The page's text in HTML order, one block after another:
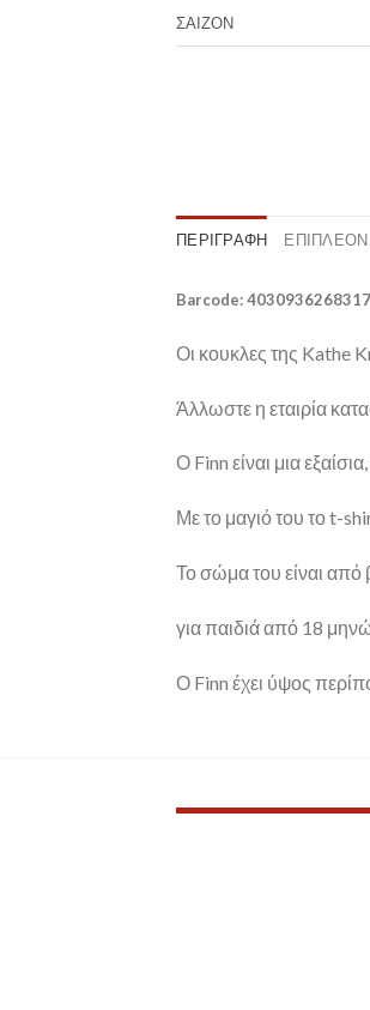
ΣΑΙΖΌΝ
ΠΕΡΙΓΡΑΦΉ
Barcode: 4030936268317
Οι κουκλες της Kathe
Άλλωστε η εταιρία
Ο Finn είναι μια
Με το μαγιό του το t-
Το σώμα του είναι από
για παιδιά από 18
Ο Finn έχει ύψος